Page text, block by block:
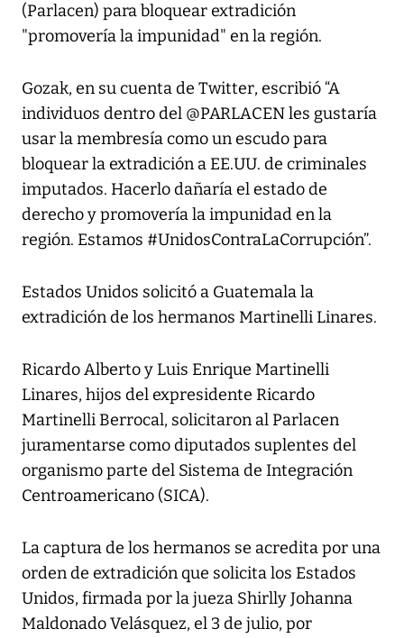
(Parlacen) para bloquear extradición
"promovería la impunidad" en la región.
Gozak, en su cuenta de Twitter, escribió “A
individuos dentro del @PARLACEN les gustaría
usar la membresía como un escudo para
bloquear la extradición a EE.UU. de criminales
imputados. Hacerlo dañaría el estado de
derecho y promovería la impunidad en la
región. Estamos #UnidosContraLaCorrupción”.
Estados Unidos solicitó a Guatemala la
extradición de los hermanos Martinelli Linares.
Ricardo Alberto y Luis Enrique Martinelli
Linares, hijos del expresidente Ricardo
Martinelli Berrocal, solicitaron al Parlacen
juramentarse como diputados suplentes del
organismo parte del Sistema de Integración
Centroamericano (SICA).
La captura de los hermanos se acredita por una
orden de extradición que solicita los Estados
Unidos, firmada por la jueza Shirlly Johanna
Maldonado Velásquez, el 3 de julio, por